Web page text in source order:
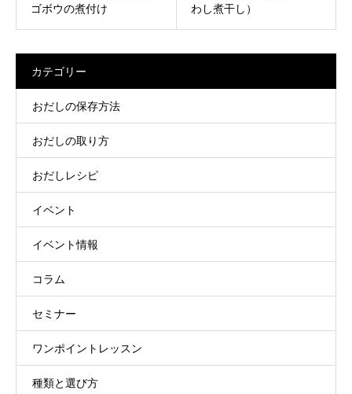
ゴボウの煮付け
わし煮干し）
カテゴリー
おだしの保存方法
おだしの取り方
おだしレシピ
イベント
イベント情報
コラム
セミナー
ワンポイントレッスン
種類と選び方